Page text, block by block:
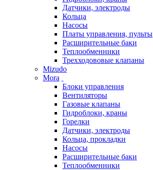
Датчики, электроды
Кольца
Насосы
Платы управления, пульты
Расширительные баки
Теплообменники
Трехходововые клапаны
Mizudo
Mora
Блоки управления
Вентиляторы
Газовые клапаны
Гидроблоки, краны
Горелки
Датчики, электроды
Кольца, прокладки
Насосы
Расширительные баки
Теплообменники